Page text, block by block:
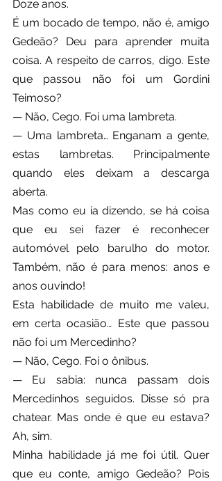
Doze anos.
É um bocado de tempo, não é, amigo
Gedeão? Deu para aprender muita
coisa. A respeito de carros, digo. Este
que passou não foi um Gordini
Teimoso?
— Não, Cego. Foi uma lambreta.
— Uma lambreta… Enganam a gente,
estas lambretas. Principalmente
quando eles deixam a descarga
aberta.
Mas como eu ia dizendo, se há coisa
que eu sei fazer é reconhecer
automóvel pelo barulho do motor.
Também, não é para menos: anos e
anos ouvindo!
Esta habilidade de muito me valeu,
em certa ocasião… Este que passou
não foi um Mercedinho?
— Não, Cego. Foi o ônibus.
— Eu sabia: nunca passam dois
Mercedinhos seguidos. Disse só pra
chatear. Mas onde é que eu estava?
Ah, sim.
Minha habilidade já me foi útil. Quer
que eu conte, amigo Gedeão? Pois